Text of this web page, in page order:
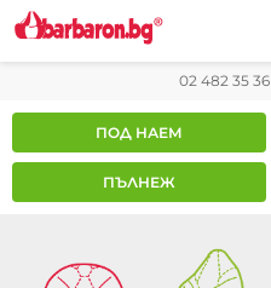
02 482 35 36
ПОД НАЕМ
ПЪЛНЕЖ